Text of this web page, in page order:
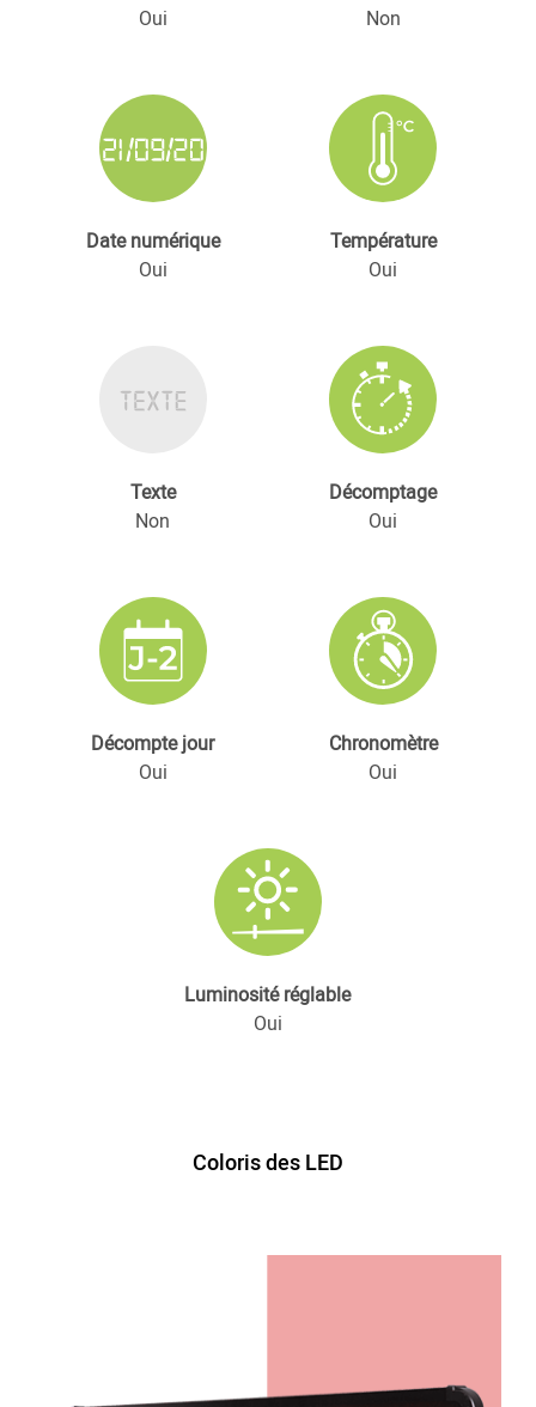
Oui
Non
Date numérique
Oui
Température
Oui
Texte
Non
Décomptage
Oui
Décompte jour
Oui
Chronomètre
Oui
Luminosité réglable
Oui
Coloris des LED